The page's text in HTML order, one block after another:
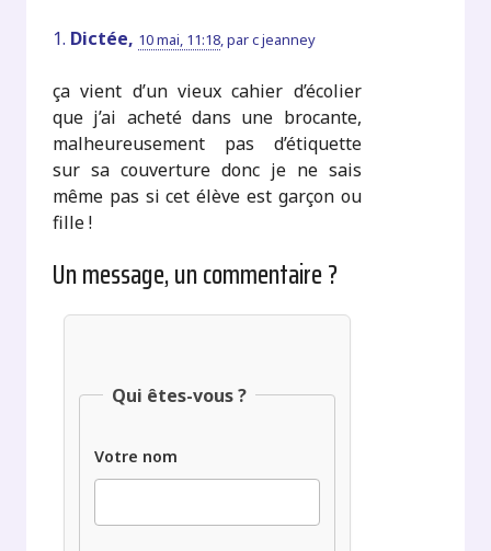
1. Dictée, 10 mai, 11:18,parc jeanney
ça vient d’un vieux cahier d’écolier
que j’ai acheté dans une brocante,
malheureusement pas d’étiquette
sur sa couverture donc je ne sais
même pas si cet élève est garçon ou
fille !
Un message, un commentaire ?
Qui êtes-vous ?
Votre nom